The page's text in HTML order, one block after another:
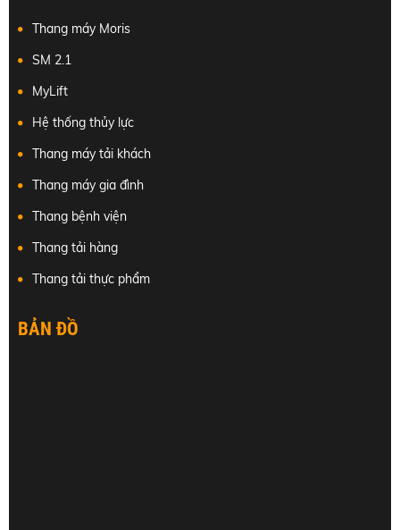
Thang máy Moris
SM 2.1
MyLift
Hệ thống thủy lực
Thang máy tải khách
Thang máy gia đình
Thang bệnh viện
Thang tải hàng
Thang tải thực phẩm
BẢN ĐỒ